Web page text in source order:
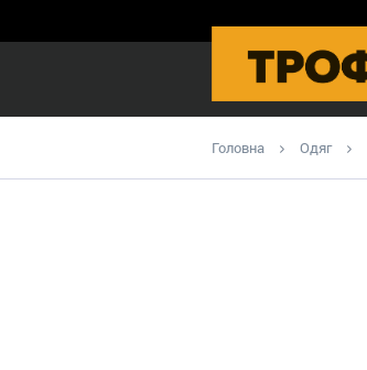
Головна Одяг